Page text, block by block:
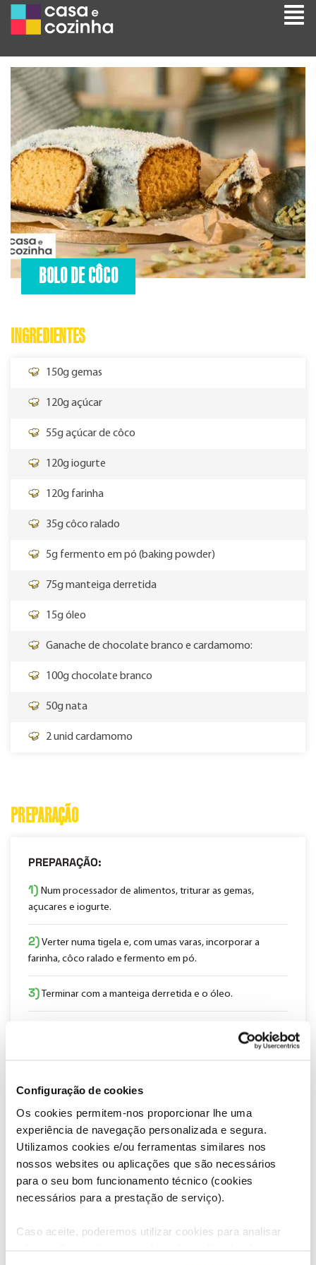
Configuração de cookies
Os cookies permitem-nos proporcionar lhe uma
experiência de navegação personalizada e segura.
Utilizamos cookies e/ou ferramentas similares nos
nossos websites ou aplicações que são necessários
para o seu bom funcionamento técnico (cookies
necessários para a prestação de serviço).
Caso aceite, poderemos utilizar cookies para analisar
BOLO DE CÔCO
INGREDIENTES
150g gemas
120g açúcar
55g açúcar de côco
120g iogurte
120g farinha
35g côco ralado
5g fermento em pó (baking powder)
75g manteiga derretida
15g óleo
Ganache de chocolate branco e cardamomo:
100g chocolate branco
50g nata
2 unid cardamomo
PREPARAÇÃO
PREPARAÇÃO:
1) Num processador de alimentos, triturar as gemas,
açucares e iogurte.
2) Verter numa tigela e, com umas varas, incorporar a
farinha, côco ralado e fermento em pó.
3) Terminar com a manteiga derretida e o óleo.
Forrar um molde de bolo inglês com papel vegetal, untar
manteiga amolecida no centro da massa e levar ao forno
pré-aquecido a 170 °C até sair limpo no teste do palito.
6)Desmoldar ainda morno, embrulhar em película
aderente e levar ao congelador para arrefecer rápido
mantendo a humidade.